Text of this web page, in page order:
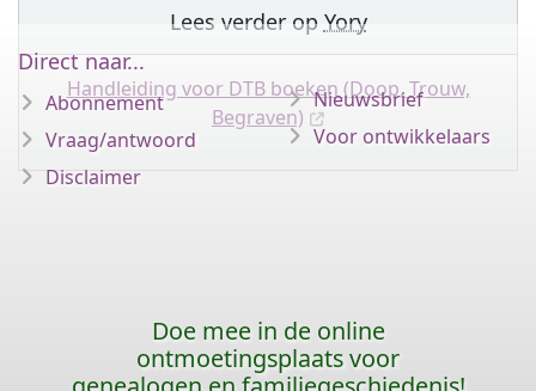
Lees verder op Yory
Handleiding voor DTB boeken (Doop, Trouw,
Begraven)
Direct naar...
Abonnement
Vraag/antwoord
Disclaimer
Nieuwsbrief
Voor ontwikkelaars
Doe mee in de online
ontmoetingsplaats voor